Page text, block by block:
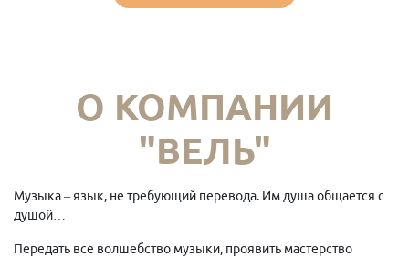
О КОМПАНИИ
"ВЕЛЬ"
Музыка – язык, не требующий перевода. Им душа общается с
душой…
Передать все волшебство музыки, проявить мастерство